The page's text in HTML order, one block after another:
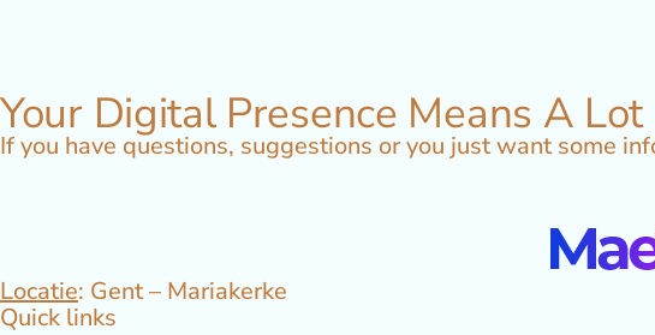
Your Digital Presence Means A Lot
If you have questions, suggestions or you just want some
Locatie: Gent – Mariakerke
Quick links